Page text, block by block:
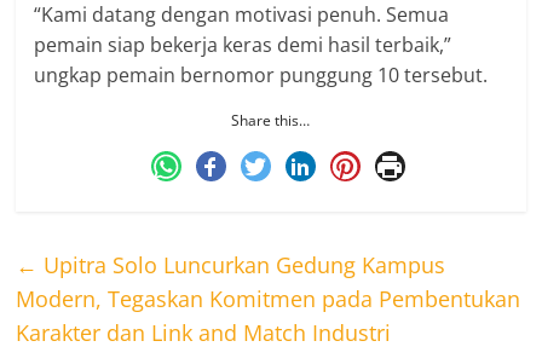
“Kami datang dengan motivasi penuh. Semua
pemain siap bekerja keras demi hasil terbaik,”
ungkap pemain bernomor punggung 10 tersebut.
Share this…
← Upitra Solo Luncurkan Gedung Kampus
Modern, Tegaskan Komitmen pada Pembentukan
Karakter dan Link and Match Industri